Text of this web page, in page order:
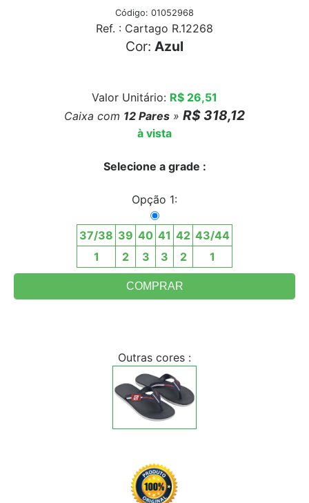
Código: 01052968
Ref. : Cartago R.12268
Cor: Azul
Valor Unitário: R$ 26,51
Caixa com 12 Pares » R$ 318,12
à vista
Selecione a grade :
Opção 1:
37/38 39 40 41 42 43/44
1
2 3 3 2 1
Outras cores :